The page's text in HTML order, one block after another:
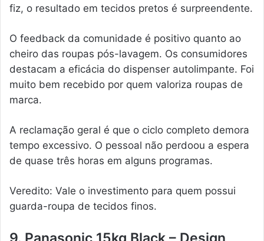
fiz, o resultado em tecidos pretos é surpreendente.
O feedback da comunidade é positivo quanto ao
cheiro das roupas pós-lavagem. Os consumidores
destacam a eficácia do dispenser autolimpante. Foi
muito bem recebido por quem valoriza roupas de
marca.
A reclamação geral é que o ciclo completo demora
tempo excessivo. O pessoal não perdoou a espera
de quase três horas em alguns programas.
Veredito: Vale o investimento para quem possui
guarda-roupa de tecidos finos.